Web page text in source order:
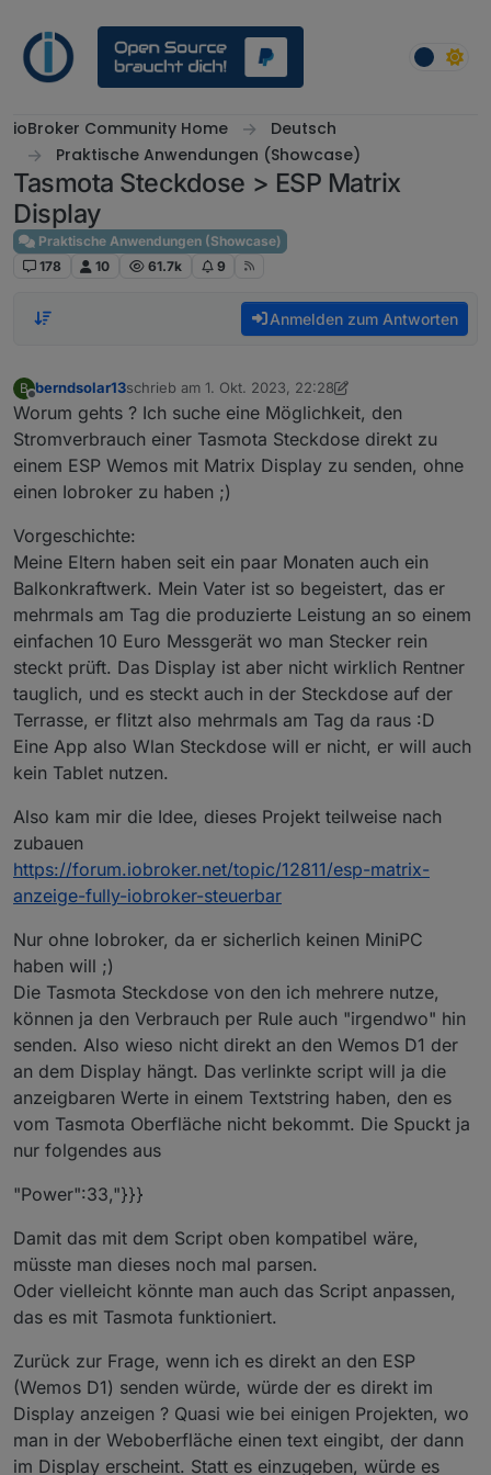
ioBroker Community Home
Deutsch
Praktische Anwendungen (Showcase)
Tasmota Steckdose > ESP Matrix
Display
Praktische Anwendungen (Showcase)
178
10 61.7k 9
Anmelden zum Antworten
B berndsolar13schrieb am 1. Okt. 2023, 22:28
zuletzt editiert von berndsolar13
Worum gehts ? Ich suche eine Möglichkeit, den
Stromverbrauch einer Tasmota Steckdose direkt zu
einem ESP Wemos mit Matrix Display zu senden, ohne
einen Iobroker zu haben ;)
Vorgeschichte:
Meine Eltern haben seit ein paar Monaten auch ein
Balkonkraftwerk. Mein Vater ist so begeistert, das er
mehrmals am Tag die produzierte Leistung an so einem
einfachen 10 Euro Messgerät wo man Stecker rein
steckt prüft. Das Display ist aber nicht wirklich Rentner
tauglich, und es steckt auch in der Steckdose auf der
Terrasse, er flitzt also mehrmals am Tag da raus :D
Eine App also Wlan Steckdose will er nicht, er will auch
kein Tablet nutzen.
Also kam mir die Idee, dieses Projekt teilweise nach
zubauen
https://forum.iobroker.net/topic/12811/esp-matrix-
anzeige-fully-iobroker-steuerbar
Nur ohne Iobroker, da er sicherlich keinen MiniPC
haben will ;)
Die Tasmota Steckdose von den ich mehrere nutze,
können ja den Verbrauch per Rule auch "irgendwo" hin
senden. Also wieso nicht direkt an den Wemos D1 der
an dem Display hängt. Das verlinkte script will ja die
anzeigbaren Werte in einem Textstring haben, den es
vom Tasmota Oberfläche nicht bekommt. Die Spuckt ja
nur folgendes aus
"Power":33,"}}}
Damit das mit dem Script oben kompatibel wäre,
müsste man dieses noch mal parsen.
Oder vielleicht könnte man auch das Script anpassen,
das es mit Tasmota funktioniert.
Zurück zur Frage, wenn ich es direkt an den ESP
(Wemos D1) senden würde, würde der es direkt im
Display anzeigen ? Quasi wie bei einigen Projekten, wo
man in der Weboberfläche einen text eingibt, der dann
im Display erscheint. Statt es einzugeben, würde es